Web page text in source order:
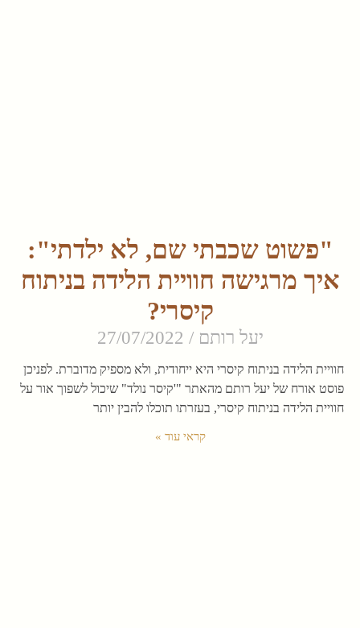
"פשוט שכבתי שם, לא ילדתי":
איך מרגישה חוויית הלידה בניתוח
קיסרי?
יעל רותם
חוויית הלידה בניתוח קיסרי היא ייחודית, ולא מספיק מדוברת. לפניכן
פוסט אורח של יעל רותם מהאתר "'קיסר נולד" שיכול לשפוך אור על
חוויית הלידה בניתוח קיסרי, בעזרתו תוכלו להבין יותר
קראי עוד »